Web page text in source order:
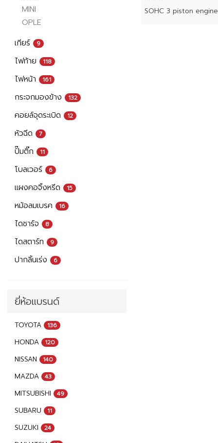
MINI
OPLE
เกียร์
9
ไฟท้าย 118
ไฟหน้า 161
กระจกมองข้าง 132
คอยล์จุดระเบิด 12
หัวฉีด 7
ปั๊มติ๊ก 11
โบลเวอร์ 6
แผงคอจิ้งหรีด 15
หม้อลมเบรค 16
ไดชาร์จ 8
ไดสตาร์ท 9
ปากลิ้นเร่ง 6
ยี่ห้อแบรนด์
TOYOTA 136
HONDA 120
NISSAN 140
MAZDA 43
MITSUBISHI 49
SUBARU 11
SUZUKI 24
SOHC 3 piston engine